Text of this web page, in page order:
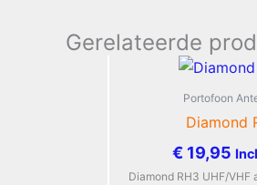
Gerelateerde
Portofoon
Diamond
€19,95
Diamond RH3 UHF/VHF